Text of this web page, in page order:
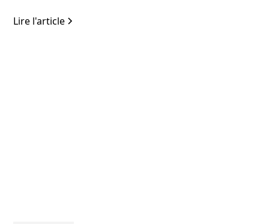
Lire l'article